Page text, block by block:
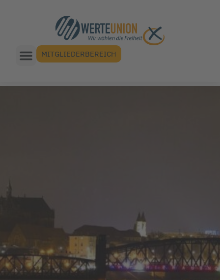
MITGLIEDERBEREICH